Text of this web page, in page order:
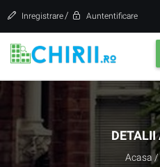
Inregistrare / Auntentificare
Acasa /